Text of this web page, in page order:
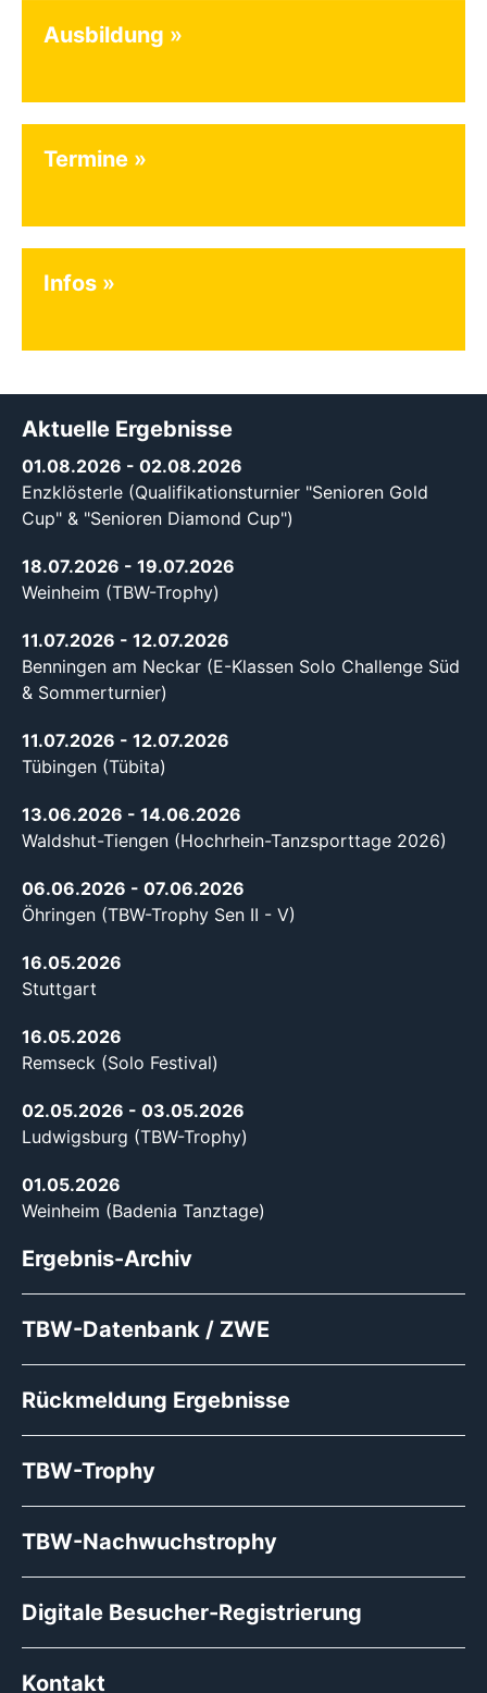
Ausbildung
Termine
Infos
Aktuelle Ergebnisse
01.08.2026 - 02.08.2026
Enzklösterle (Qualifikationsturnier "Senioren Gold
Cup" & "Senioren Diamond Cup")
18.07.2026 - 19.07.2026
Weinheim (TBW-Trophy)
11.07.2026 - 12.07.2026
Benningen am Neckar (E-Klassen Solo Challenge Süd
& Sommerturnier)
11.07.2026 - 12.07.2026
Tübingen (Tübita)
13.06.2026 - 14.06.2026
Waldshut-Tiengen (Hochrhein-Tanzsporttage 2026)
06.06.2026 - 07.06.2026
Öhringen (TBW-Trophy Sen II - V)
16.05.2026
Stuttgart
16.05.2026
Remseck (Solo Festival)
02.05.2026 - 03.05.2026
Ludwigsburg (TBW-Trophy)
01.05.2026
Weinheim (Badenia Tanztage)
Ergebnis-Archiv
TBW-Datenbank / ZWE
Rückmeldung Ergebnisse
TBW-Trophy
TBW-Nachwuchstrophy
Digitale Besucher-Registrierung
Kontakt